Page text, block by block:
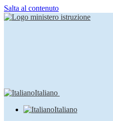
Salta al contenuto
Italiano
Italiano